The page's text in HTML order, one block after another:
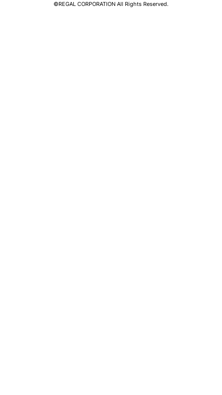
©REGAL CORPORATION All Rights Reserved.